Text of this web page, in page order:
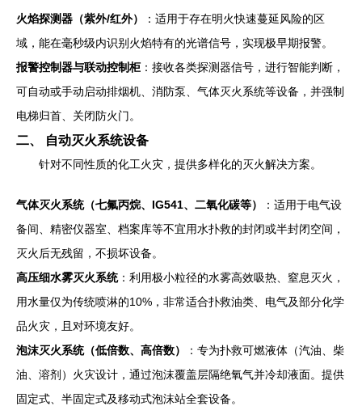
火焰探测器（紫外/红外）
：适用于存在明火快速蔓延风险的区
域，能在毫秒级内识别火焰特有的光谱信号，实现极早期报警。
报警控制器与联动控制柜：接收各类探测器信号，进行智能判断，
可自动或手动启动排烟机、消防泵、气体灭火系统等设备，并强制
电梯归首、关闭防火门。
二、 自动灭火系统设备
针对不同性质的化工火灾，提供多样化的灭火解决方案。
气体灭火系统（七氟丙烷、IG541、二氧化碳等）
：适用于电气设
备间、精密仪器室、档案库等不宜用水扑救的封闭或半封闭空间，
灭火后无残留，不损坏设备。
高压细水雾灭火系统：利用极小粒径的水雾高效吸热、窒息灭火，
用水量仅为传统喷淋的10%，非常适合扑救油类、电气及部分化学
品火灾，且对环境友好。
泡沫灭火系统（低倍数、高倍数）
：专为扑救可燃液体（汽油、柴
油、溶剂）火灾设计，通过泡沫覆盖层隔绝氧气并冷却液面。提供
固定式、半固定式及移动式泡沫站全套设备。